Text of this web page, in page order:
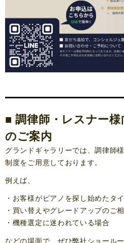
■ 調律師・レスナー
のご案内
グランドギャラリーでは、調律師
制度をご用意しております。
例えば、
・お客様がピアノを探し始めたタ
・買い替えやグレードアップのご
・機種選定に迷われている場合
などの場面で、ぜひ弊社ショール